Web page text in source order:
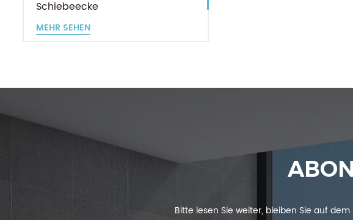
Schiebeecke
Eingang
MEHR SEHEN
Bitte lesen Sie weiter, bleiben Sie auf